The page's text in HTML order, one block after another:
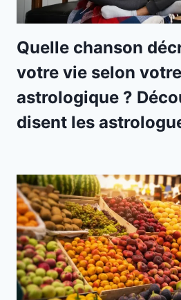
Quelle chanson
votre vie selon
astrologique ?
disent les